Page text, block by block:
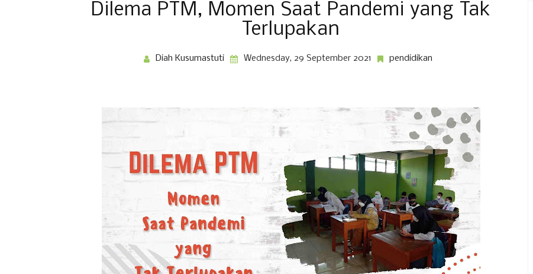
Dilema PTM, Momen Saat Pandemi yang Tak
Terlupakan
Diah Kusumastuti Wednesday, 29 September 2021 pendidikan